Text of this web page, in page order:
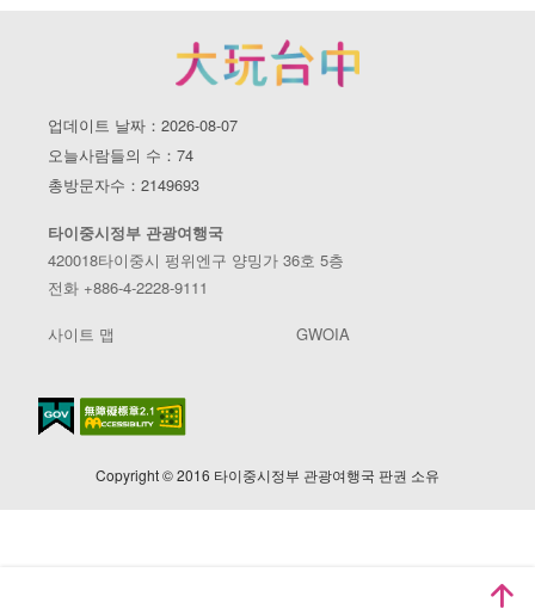
업데이트 날짜：2026-08-07
오늘사람들의 수：74
총방문자수：2149693
타이중시정부 관광여행국
420018타이중시 펑위엔구 양밍가 36호 5층
전화 +886-4-2228-9111
사이트 맵 GWOIA
Copyright © 2016 타이중시정부 관광여행국 판권 소유